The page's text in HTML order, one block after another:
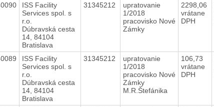
ISS Facility
Services spol. s
r.o.
Dúbravská cesta
14, 84104
Bratislava
31345212
upratovanie
1/2018
pracovisko Nové
Zámky
2298,06
vrátane
DPH
ISS Facility
Services spol. s
r.o.
Dúbravská cesta
14, 84104
Bratislava
31345212
upratovanie
1/2018
pracovisko Nové
Zámky
M.R.Štefánika
106,73
vrátane
DPH